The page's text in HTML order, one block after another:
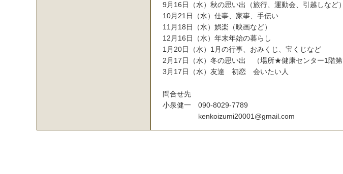
9 月 16日 （水） 秋の思い出 （旅行 運動会 引 越 しなど）
10月 21 日 （水） 仕事 家事 手伝い
1 1 月 18日 （水） 娯楽 （映画など）
1 2 月 16日 （水） 年末年始の暮ら し
1 月 20日 （水） 1 月の行事 おみ く じ 宝 く じなど
2 月 17日 （水） 冬の思い出 （場所★健康センター1 階第
3 月 17日 （水） 友達 初恋 会いたい人
問合せ先
小泉健一 090-8029-7789
kenkoizumi20001 @gmail com